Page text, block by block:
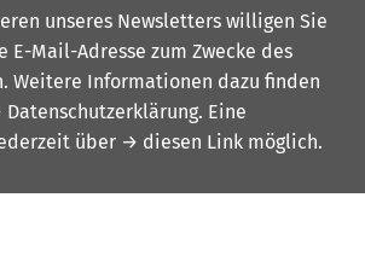
unseres Newsletters willigen Sie
E-Mail-Adresse zum Zwecke des
Weitere Informationen dazu finden
Datenschutzerklärung. Eine
über → diesen Link möglich.